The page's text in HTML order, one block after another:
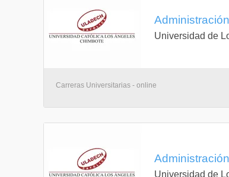
Universidad de
Carreras Universitarias - online
Universidad de